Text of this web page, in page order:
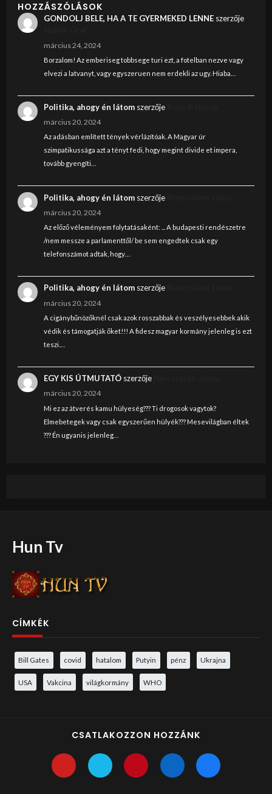
HOZZÁSZÓLÁSOK
GONDOLJ BELE, HA A TE GYERMEKED LENNEszerzője
március 24, 2024
Borzalom! Az emberiseg tobbsege turi ezt, a fotelban nezve vagy
elvezi a latvanyt, vagy egyszeruen nem erdekli az ugy. Hiaba…
Politika, ahogy én látomszerzője
március 20, 2024
Az adásban említett tények vérlázítóak. A Magyar úr
szimpatikussága azt a tényt fedi, hogy megint divide et impera,
tovább gyengíti…
Politika, ahogy én látomszerzője
március 20, 2024
Az előző véleményem folytatásaként: ... A budapesti rendészetre
/nem messze a parlamenttől/ be sem engedtek csak egy
telefonszámot adtak, hogy…
Politika, ahogy én látomszerzője
március 20, 2024
A cigánybűnözőknél csak azok rosszabbak és veszélyesebbek akik
védik és támogatják őket!!! A fidesz magyar kormány jelenleg is ezt
teszi.…
EGY KIS ÚTMUTATÓszerzője
március 20, 2024
Mi ez az átverés kamu hülyeség??? Ti drogosok vagytok?
Elmebetegek vagy csak egyszerűen hülyék??? Mesevilágban éltek
??? Én ugyanis jelenleg…
Hun Tv
CÍMKÉK
Bill Gates covid hatalom Putyin pénz Ukrajna
USA Vakcina világkormány WHO
CSATLAKOZZON HOZZÁNK